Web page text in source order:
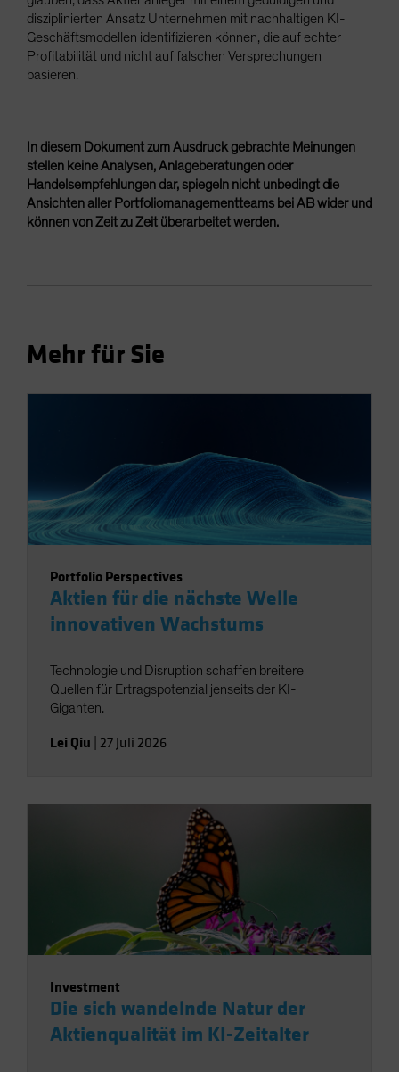
disziplinierten Ansatz Unternehmen mit nachhaltigen KI-
Geschäftsmodellen identifizieren können, die auf echter
Profitabilität und nicht auf falschen Versprechungen
basieren.
In diesem Dokument zum Ausdruck gebrachte Meinungen
stellen keine Analysen, Anlageberatungen oder
Handelsempfehlungen dar, spiegeln nicht unbedingt die
Ansichten aller Portfoliomanagementteams bei AB wider und
können von Zeit zu Zeit überarbeitet werden.
Mehr für Sie
Portfolio Perspectives
Aktien für die nächste Welle
innovativen Wachstums
Technologie und Disruption schaffen breitere
Quellen für Ertragspotenzial jenseits der KI-
Giganten.
Lei Qiu 27 Juli 2026
Investment
Die sich wandelnde Natur der
Aktienqualität im KI-Zeitalter